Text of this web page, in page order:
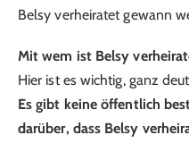
Belsy verheiratet gewann
Mit wem ist Belsy
Hier ist es wichtig, ganz
Es gibt keine öffentlich
darüber, dass Belsy